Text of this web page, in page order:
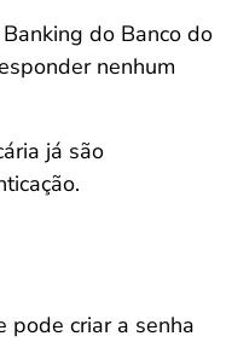
do Banco do
nenhum
já são
pode criar a senha